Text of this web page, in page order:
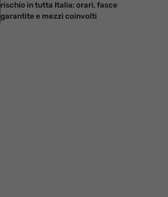
rischio in tutta Italia: orari, fasce
garantite e mezzi coinvolti